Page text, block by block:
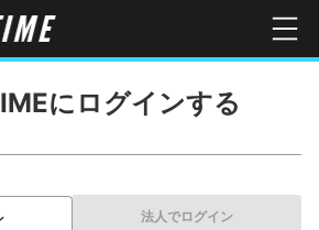
にログインする
法人でログイン